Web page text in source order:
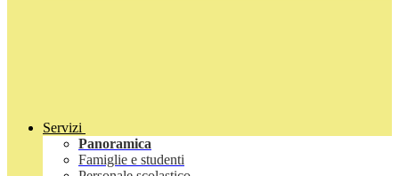
Servizi
Panoramica
Famiglie e studenti